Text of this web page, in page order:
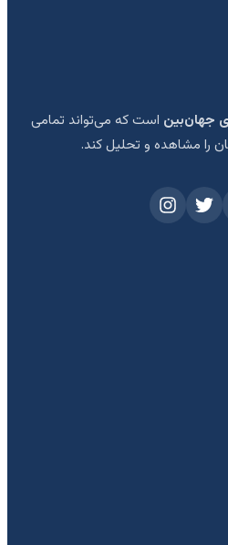
جهان‌بین است که می‌تواند تمامی
را مشاهده و تحلیل کند.